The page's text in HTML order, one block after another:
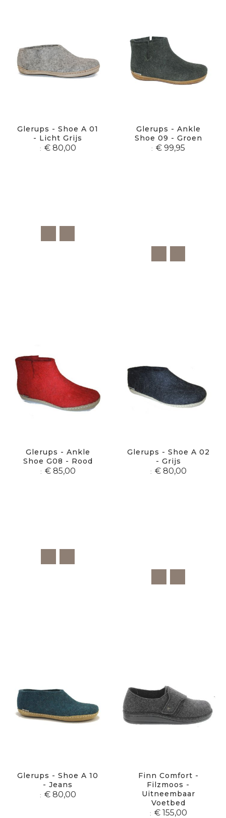
Glerups - Shoe A 01
- Licht Grijs
€ 80,00
Glerups - Ankle
Shoe 09 - Groen
€ 99,95
Glerups - Ankle
Shoe G08 - Rood
€ 85,00
Glerups - Shoe A 02
- Grijs
€ 80,00
Glerups - Shoe A 10
- Jeans
€ 80,00
Finn Comfort -
Filzmoos -
Uitneembaar
Voetbed
€ 155,00